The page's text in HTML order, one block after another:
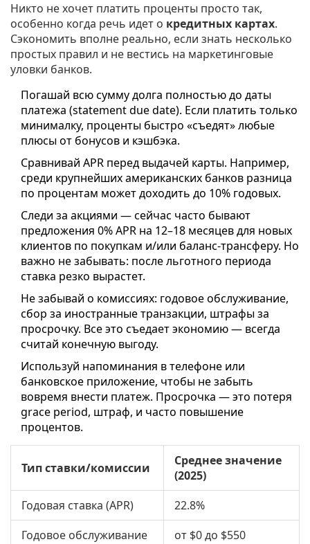
Никто не хочет платить проценты просто так,
особенно когда речь идет о кредитных картах.
Сэкономить вполне реально, если знать несколько
простых правил и не вестись на маркетинговые
уловки банков.
Погашай всю сумму долга полностью до даты
платежа (statement due date). Если платить только
минималку, проценты быстро «съедят» любые
плюсы от бонусов и кэшбэка.
Сравнивай APR перед выдачей карты. Например,
среди крупнейших американских банков разница
по процентам может доходить до 10% годовых.
Следи за акциями — сейчас часто бывают
предложения 0% APR на 12–18 месяцев для новых
клиентов по покупкам и/или баланс-трансферу. Но
важно не забывать: после льготного периода
ставка резко вырастет.
Не забывай о комиссиях: годовое обслуживание,
сбор за иностранные транзакции, штрафы за
просрочку. Все это съедает экономию — всегда
считай конечную выгоду.
Используй напоминания в телефоне или
банковское приложение, чтобы не забыть
вовремя внести платеж. Просрочка — это потеря
grace period, штраф, и часто повышение
процентов.
Тип ставки/комиссии
Среднее значение
(2025)
Годовая ставка (APR)
22.8%
Годовое обслуживание
от $0 до $550